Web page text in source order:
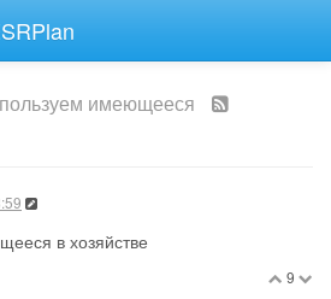
имеющееся
в хозяйстве
9